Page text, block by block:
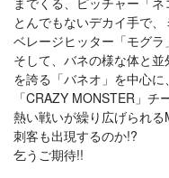
とんでもないデカイ手で
ベレージヒッター「モグラ
そして、バネの様な体と
を誇る「バネオ」を中心
「CRAZY MONSTER」チ
熱い戦いが繰り広げられ
刺客も出現するのか!?
乞うご期待!!